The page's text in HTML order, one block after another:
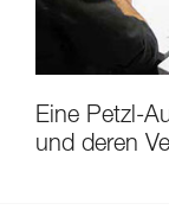
Eine Petzl-
und deren